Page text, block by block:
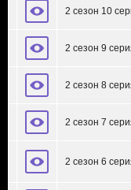
2 сезон 10
2 сезон 9
2 сезон 8
2 сезон 7
2 сезон 6